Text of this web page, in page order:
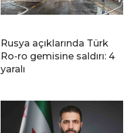
Rusya açıklarında Türk
Ro-ro gemisine saldırı: 4
yaralı